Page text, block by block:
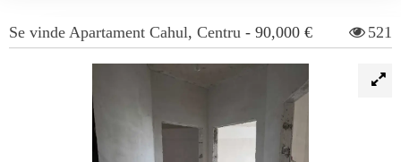
Se vinde Apartament Cahul, Centru - 90,000 € 521